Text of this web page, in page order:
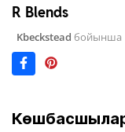
R Blends
Kbeckstead бойынша